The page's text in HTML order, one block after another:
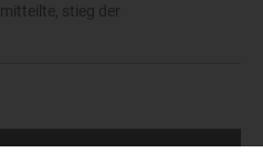
stieg der